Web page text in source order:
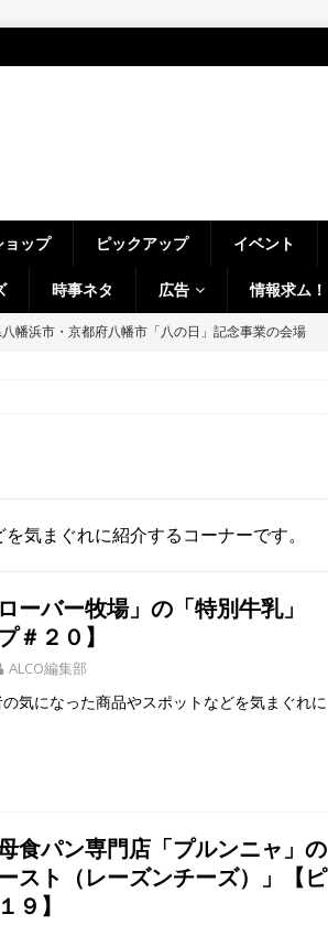
ョップ ピックアップ イベント
時事ネタ 広告 情報求ム！
幡浜市・京都府八幡市「八の日」記念事業の会場
治市】
時事ネタ
の「クラフトビール夜市」、茶づなでの盆踊りな
京都府宇治市】
気まぐれに紹介するコーナーです。
ーバー牧場」の「特別牛乳」
＃２０】
ALCO編集部
気になった商品やスポットなどを気まぐれに
食パン専門店「プルンニャ」の
スト（レーズンチーズ）」【ピ
９】